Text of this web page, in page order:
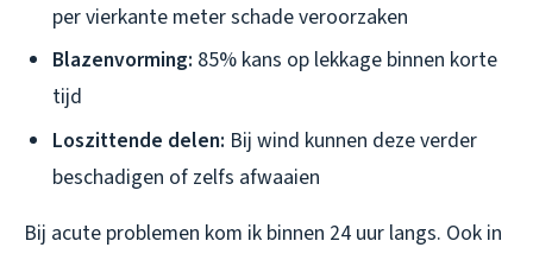
per vierkante meter schade veroorzaken
Blazenvorming: 85% kans op lekkage binnen korte
tijd
Loszittende delen: Bij wind kunnen deze verder
beschadigen of zelfs afwaaien
Bij acute problemen kom ik binnen 24 uur langs. Ook in